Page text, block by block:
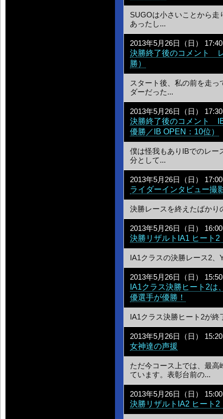
SUGOは小さいことから走
あったし...
2013年5月26日（日） 17:40
決勝終了後のコメント
勝）
スタート後、私の前を走
ダーだった...
2013年5月26日（日） 17:30
決勝終了後のコメント
優勝／IB OPEN：10位）
僕は怪我もありIBでのレー
分として...
2013年5月26日（日） 17:00
ライダーインタビュー撮
決勝レースを終えたばかり
2013年5月26日（日） 16:00
決勝リザルトIA1 ヒート2
IA1クラスの決勝レース2、
2013年5月26日（日） 15:50
IA1クラス決勝ヒート2
優選手が優勝！
IA1クラス決勝ヒート2が
2013年5月26日（日） 15:20
女神達の声援
ただ今コース上では、最高
ています。表彰台前の...
2013年5月26日（日） 15:00
決勝リザルトIA2 ヒート2